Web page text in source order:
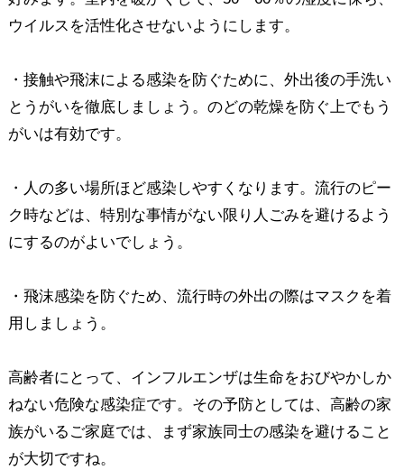
ウイルスを活性化させないようにします。
・接触や飛沫による感染を防ぐために、外出後の手洗い
とうがいを徹底しましょう。のどの乾燥を防ぐ上でもう
がいは有効です。
・人の多い場所ほど感染しやすくなります。流行のピー
ク時などは、特別な事情がない限り人ごみを避けるよう
にするのがよいでしょう。
・飛沫感染を防ぐため、流行時の外出の際はマスクを着
用しましょう。
高齢者にとって、インフルエンザは生命をおびやかしか
ねない危険な感染症です。その予防としては、高齢の家
族がいるご家庭では、まず家族同士の感染を避けること
が大切ですね。